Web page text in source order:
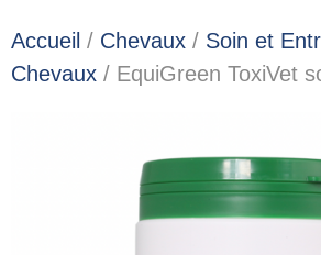
Accueil / Chevaux / Soin et
Chevaux / EquiGreen ToxiVet